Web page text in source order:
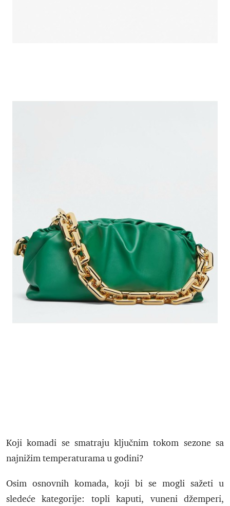
Koji komadi se smatraju ključnim tokom sezone sa
najnižim temperaturama u godini?
Osim osnovnih komada, koji bi se mogli sažeti u
sledeće kategorije: topli kaputi, vuneni džemperi,